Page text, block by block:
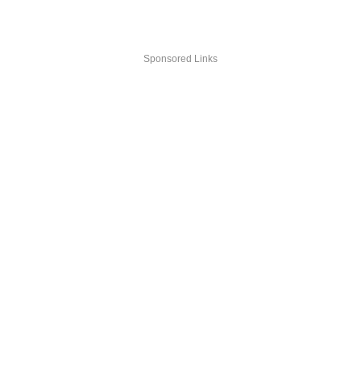
Sponsored Links